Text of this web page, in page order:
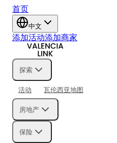
首页
中文
添加活动添加商家
探索
活动 瓦伦西亚地图
房地产
保险